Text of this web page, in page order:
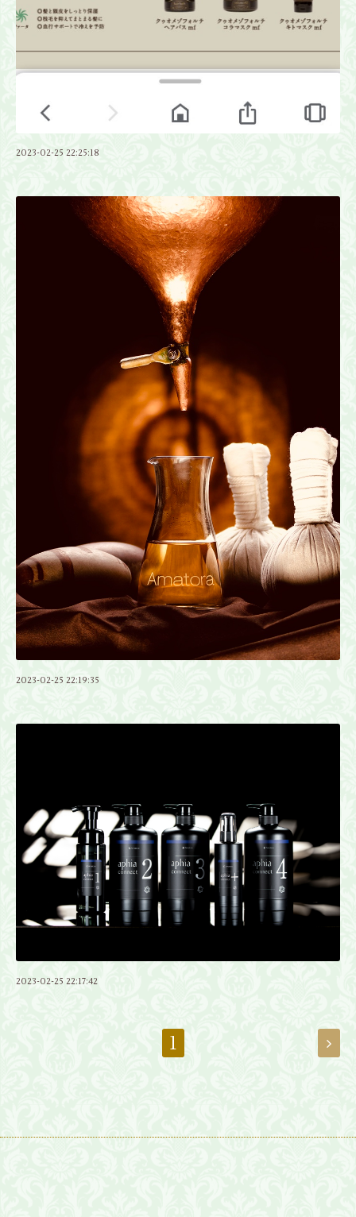
2023-02-25 22:25:18
2023-02-25 22:19:35
2023-02-25 22:17:42
1